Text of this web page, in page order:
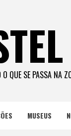
QUE SE PASSA NA
MUSEUS